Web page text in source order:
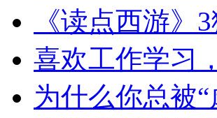
《读点西游》
喜欢工作学习
为什么你总被